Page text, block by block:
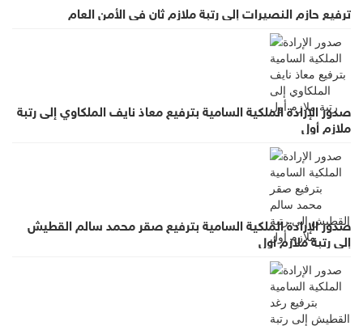
ترفيع حازم النصيرات إلى رتبة ملازم ثانٍ في الأمن العام
صدور الإرادة الملكية السامية بترفيع معاذ نايف الملكاوي إلى رتبة
ملازم أول
صدور الإرادة الملكية السامية بترفيع صقر محمد سالم القطيش
إلى رتبة ملازم أول